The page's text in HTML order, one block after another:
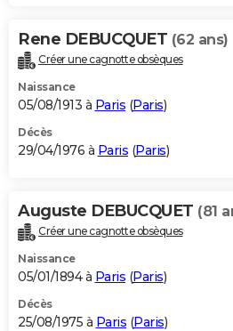
Rene DEBUCQUET (62 ans)
Créer une cagnotte obsèques
Naissance
05/08/1913 à Paris (Paris)
Décès
29/04/1976 à Paris (Paris)
Auguste DEBUCQUET (81
Créer une cagnotte obsèques
Naissance
05/01/1894 à Paris (Paris)
Décès
25/08/1975 à Paris (Paris)